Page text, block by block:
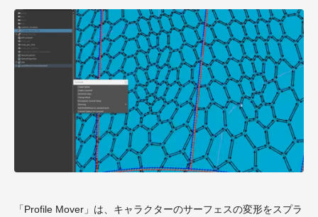
「Profile Mover」は、キャラクターのサーフェスの変形をスプラ